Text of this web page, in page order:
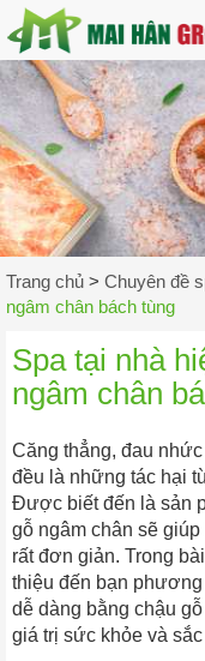
Trang chủ > Chuyên đề
ngâm chân bách tùng
Spa tại nhà
ngâm chân
Căng thẳng, đau
đều là những tác hại
Được biết đến là sản
gỗ ngâm chân sẽ
rất đơn giản. Trong
thiệu đến bạn
dễ dàng bằng chậu
giá trị sức khỏe và